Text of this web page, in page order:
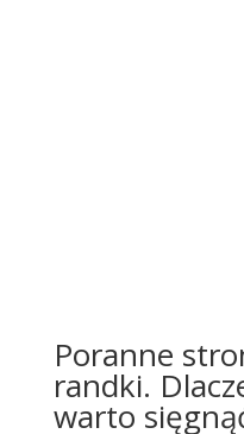
Poranne
randki.
warto